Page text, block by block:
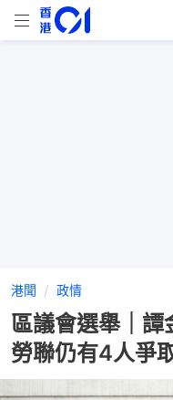
港聞 政情
區議會選舉｜譚
勞聯仍有4人爭